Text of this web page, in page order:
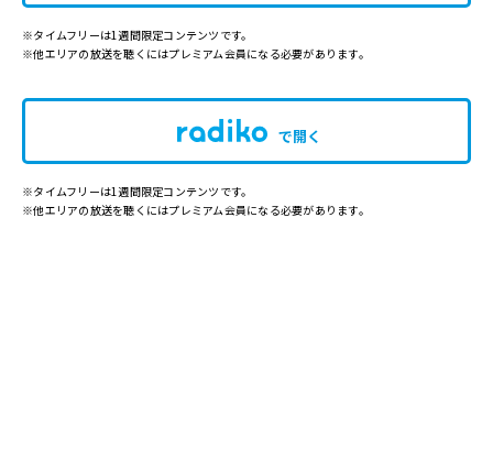
※タイムフリーは1週間限定コンテンツです。
※他エリアの放送を聴くにはプレミアム会員になる必要があります。
で開く
※タイムフリーは1週間限定コンテンツです。
※他エリアの放送を聴くにはプレミアム会員になる必要があります。